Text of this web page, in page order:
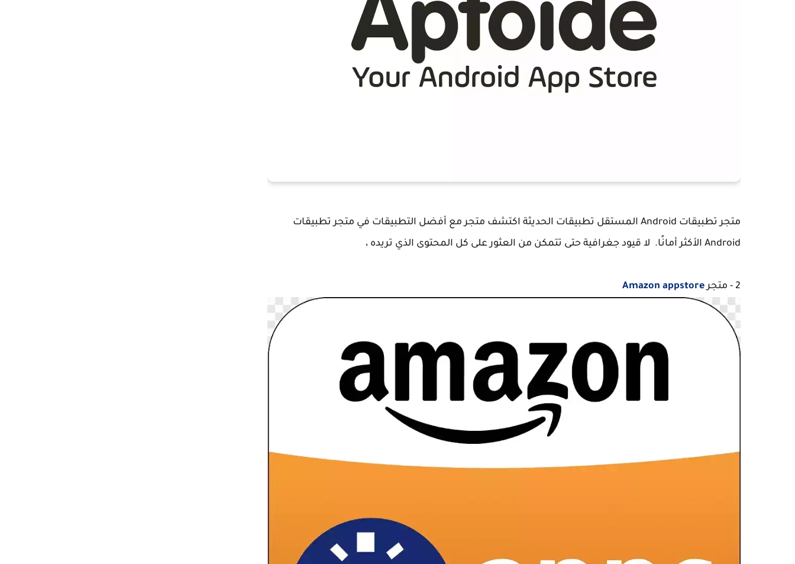
متجر تطبيقات Android المستقل تطبيقات الحديثة اكتشف متجر مع أفضل التطبيقات في متجر تطبيقات
Android الأكثر أمانًا. لا قيود جغرافية حتى تتمكن من العثور على كل المحتوى الذي تريده ،
2 - متجر Amazon appstore